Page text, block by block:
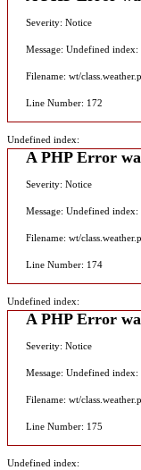
Severity: Notice
Message: Undefined index:
Filename: wt/
Line Number: 172
Undefined index:
A PHP Error
Severity: Notice
Message: Undefined index:
Filename: wt/
Line Number: 174
Undefined index:
A PHP Error
Severity: Notice
Message: Undefined index:
Filename: wt/
Line Number: 175
Undefined index: